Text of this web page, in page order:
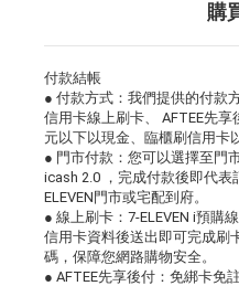
購
付款結帳
● 付款方式：我們提供的付款
信用卡線上刷卡、 AFTEE先
元以下以現金、臨櫃刷信用卡
● 門市付款：您可以選擇至門
icash 2.0 ，完成付款後即代
ELEVEN門市或宅配到府。
● 線上刷卡：7-ELEVEN i預購
信用卡資料後送出即可完成刷
碼，保障您網路購物安全。
● AFTEE先享後付：免綁卡免